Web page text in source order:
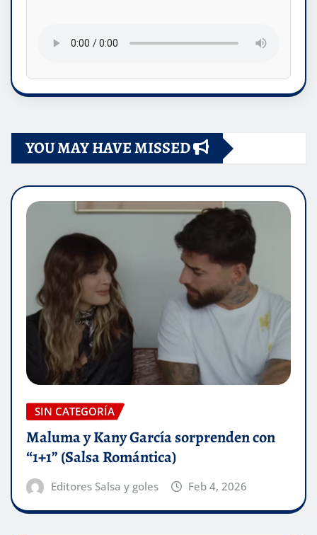
YOU MAY HAVE MISSED
SIN CATEGORÍA
Maluma y Kany García sorprenden con
“1+1” (Salsa Romántica)
Editores Salsa y goles Feb 4, 2026